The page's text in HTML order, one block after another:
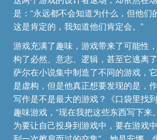
是：“永远都不会知道为什么，但他们
这是肯定的，我知道他们肯定会。”
游戏充满了趣味，游戏带来了可能性
构了必然、意志、逻辑，甚至它逃离
萨尔在小说集中制造了不同的游戏，
是虚构，但是他真正想要发现的是，
写作是不是最大的游戏？《口袋里找
趣味游戏，“现在我把这些东西写下来
为要让自己投身到游戏中，要在游戏